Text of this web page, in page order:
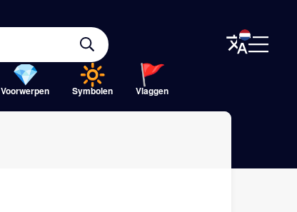
Voorwerpen Symbolen Vlaggen